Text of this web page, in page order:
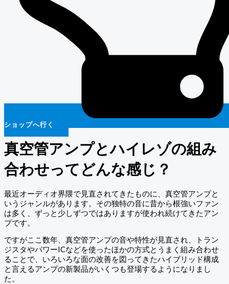
ショップへ行く
真空管アンプとハイレゾの組み
合わせってどんな感じ？
最近オーディオ界隈で見直されてきたものに、真空管アンプと
いうジャンルがあります。その独特の音に昔から根強いファン
は多く、ずっと少しずつではありますが使われ続けてきたアン
プです。
ですがここ数年、真空管アンプの音や特性が見直され、トラン
ジスタやパワーICなどを使ったほかの方式とうまく組み合わせ
ることで、いろいろな面の改善を図ってきたハイブリッド構成
と言えるアンプの新製品がいくつも登場するようになりまし
た。